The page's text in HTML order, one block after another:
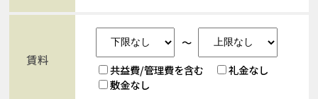
賃料
～
共益費/管理費を含む
礼金なし
敷金なし